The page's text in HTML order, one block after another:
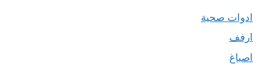
ادوات صحية
ارفف
اصباغ